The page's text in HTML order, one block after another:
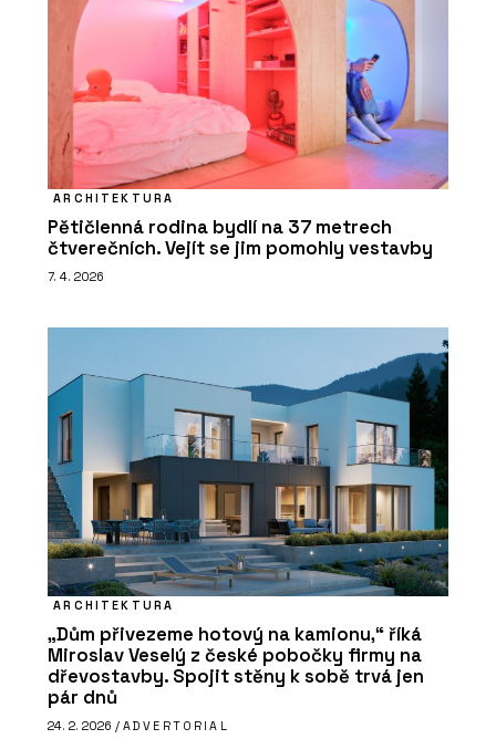
ARCHITEKTURA
Pětičlenná rodina bydlí na 37 metrech
čtverečních. Vejít se jim pomohly vestavby
7. 4. 2026
ARCHITEKTURA
„Dům přivezeme hotový na kamionu,“ říká
Miroslav Veselý z české pobočky firmy na
dřevostavby. Spojit stěny k sobě trvá jen
pár dnů
24. 2. 2026 / ADVERTORIAL